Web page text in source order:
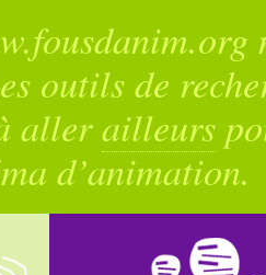
outils de
allerailleurs
d’animation.